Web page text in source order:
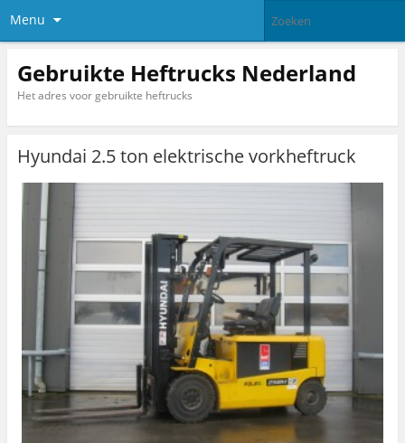
Menu
Gebruikte Heftrucks Nederland
Het adres voor gebruikte heftrucks
Hyundai 2.5 ton elektrische vorkheftruck